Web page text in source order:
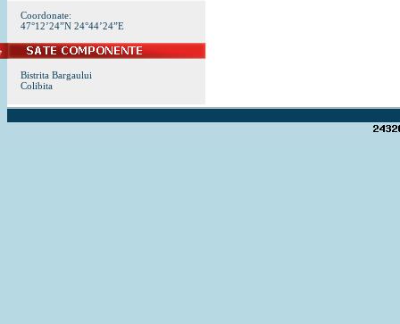
Coordonate:
47°12’24”N 24°44’24”E
Bistrita Bargaului
Colibita